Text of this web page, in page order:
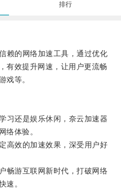
排行
的网络加速工具，通过优化
有效提升网速，让用户更流畅
戏等。
还是娱乐休闲，奈云加速器
络体验。
效的加速效果，深受用户好
游互联网新时代，打破网络
速。